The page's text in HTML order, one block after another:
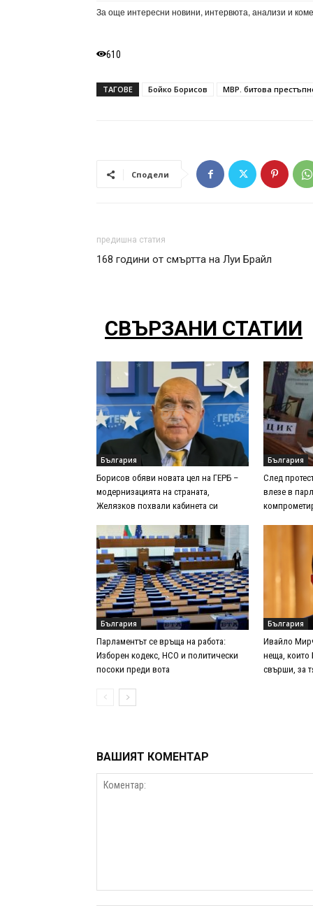
За още интересни новини, интервюта, анализи и
610
ТАГОВЕ Бойко Борисов МВР. битова
Сподели
предишна статия
168 години от смъртта на Луи Брайл
СВЪРЗАНИ СТАТИИ
България
Борисов обяви новата цел на ГЕРБ –
модернизацията на страната,
Желязков похвали кабинета си
България
След
влезе в
България
Парламентът се връща на работа:
Изборен кодекс, НСО и политически
посоки преди вота
България
Ивайло
неща, които
свърши, за
ВАШИЯТ КОМЕНТАР